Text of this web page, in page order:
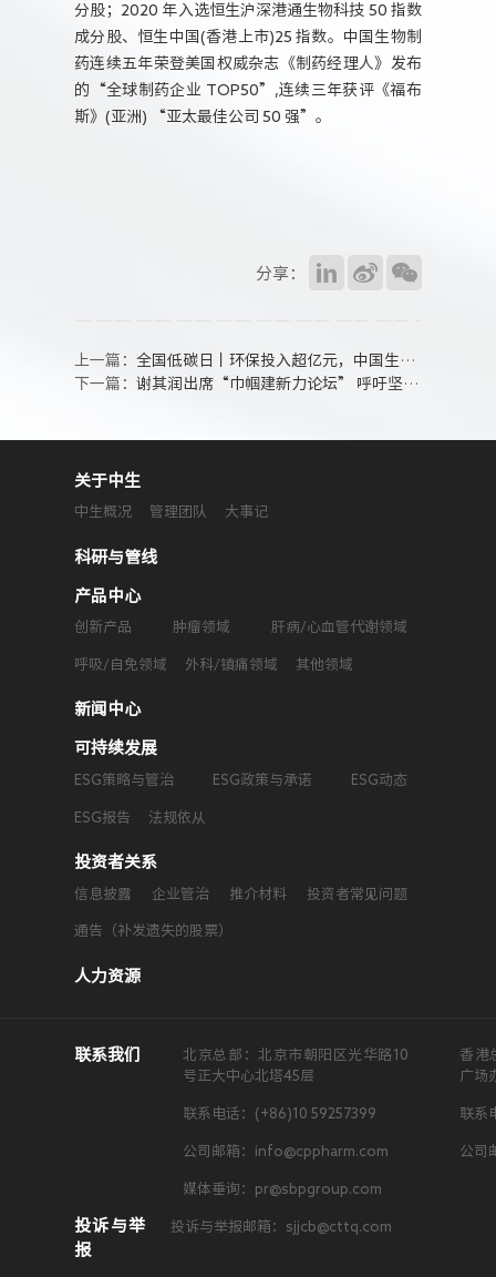
分股；2020 年入选恒生沪深港通生物科技 50 指数
成分股、恒生中国(香港上市)25 指数。中国生物制
药连续五年荣登美国权威杂志《制药经理人》发布
的“全球制药企业 TOP50”,连续三年获评《福布
斯》(亚洲) “亚太最佳公司 50 强”。
分享：
上一篇：全国低碳日丨环保投入超亿元，中国生物制药 “减碳” 进行时！
下一篇：谢其润出席“巾帼建新力论坛” 呼吁坚持科技创新护航女性健康
关于中生
中生概况 管理团队 大事记
科研与管线
产品中心
创新产品 肿瘤领域 肝病/心血管代谢领域
呼吸/自免领域 外科/镇痛领域 其他领域
新闻中心
可持续发展
ESG策略与管治 ESG政策与承诺 ESG动态
ESG报告 法规依从
投资者关系
信息披露 企业管治 推介材料 投资者常见问题
通告（补发遗失的股票）
人力资源
联系我们
北京总部：北京市朝阳区光华路10
号正大中心北塔45层
联系电话：(+86)10 59257399
公司邮箱：info@cppharm.com
媒体垂询：pr@sbpgroup.com
香港
广场
联系
公司
投诉与举
报
投诉与举报邮箱：sjjcb@cttq.com